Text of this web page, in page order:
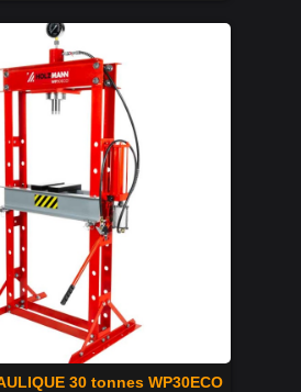
30 tonnes WP30ECO